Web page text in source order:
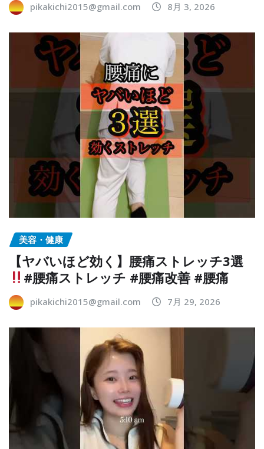
pikakichi2015@gmail.com 8月 3, 2026
美容・健康
【ヤバいほど効く】腰痛ストレッチ3選
#腰痛ストレッチ #腰痛改善 #腰痛
pikakichi2015@gmail.com 7月 29, 2026